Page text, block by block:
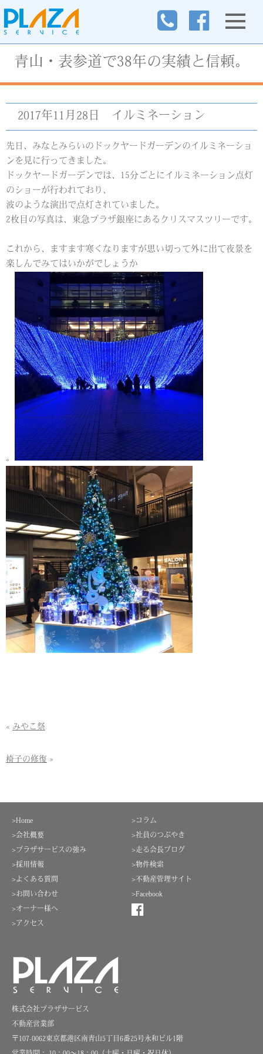
青山・表参道で38年の実績と信頼。
2017年11月28日 イルミネーション
先日、みなとみらいのドックヤードガーデンのイルミネーショ
ンを見に行ってきました。
ドックヤードガーデンでは、15分ごとにイルミネーション点灯
のショーが行われており、
波のような演出で点灯されていました。
2枚目の写真は、東急プラザ銀座にあるクリスマスツリーです。
これから、ますます寒くなりますが思い切って外に出て夜景を
楽しんでみてはいかがでしょうか
。
« みやこ祭
椅子の修復 »
>コラム
>社員のつぶやき
>走る会長ブログ
>物件検索
>不動産管理サイト
>Facebook
>Home
>会社概要
>プラザサービスの強み
>採用情報
>よくある質問
>お問い合わせ
>オーナー様へ
>アクセス
株式会社プラザサービス
不動産営業部
〒107-0062東京都港区南青山5丁目6番25号永和ビル1階